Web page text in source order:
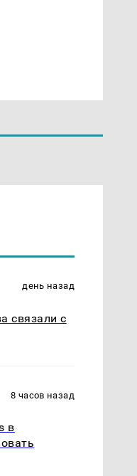
день назад
связали с
8 часов назад
в